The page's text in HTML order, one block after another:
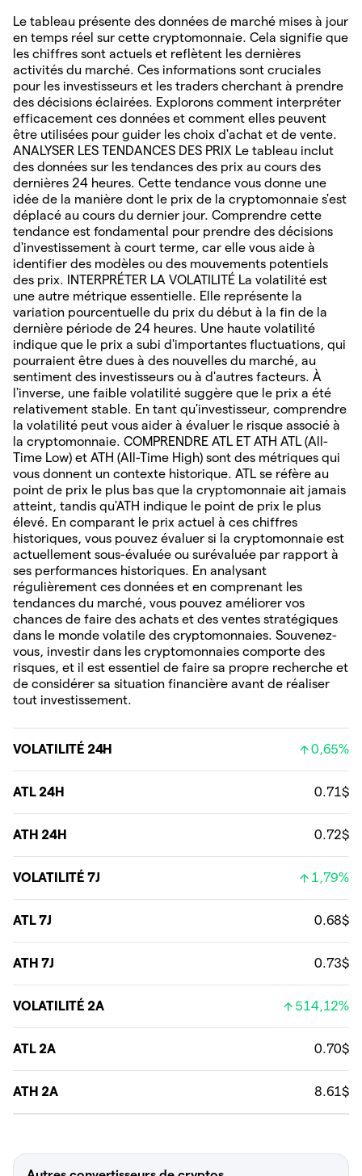
Le tableau présente des données de marché mises à jour
en temps réel sur cette cryptomonnaie. Cela signifie que
les chiffres sont actuels et reflètent les dernières
activités du marché. Ces informations sont cruciales
pour les investisseurs et les traders cherchant à prendre
des décisions éclairées. Explorons comment interpréter
efficacement ces données et comment elles peuvent
être utilisées pour guider les choix d'achat et de vente.
ANALYSER LES TENDANCES DES PRIX Le tableau inclut
des données sur les tendances des prix au cours des
dernières 24 heures. Cette tendance vous donne une
idée de la manière dont le prix de la cryptomonnaie s'est
déplacé au cours du dernier jour. Comprendre cette
tendance est fondamental pour prendre des décisions
d'investissement à court terme, car elle vous aide à
identifier des modèles ou des mouvements potentiels
des prix. INTERPRÉTER LA VOLATILITÉ La volatilité est
une autre métrique essentielle. Elle représente la
variation pourcentuelle du prix du début à la fin de la
dernière période de 24 heures. Une haute volatilité
indique que le prix a subi d'importantes fluctuations, qui
pourraient être dues à des nouvelles du marché, au
sentiment des investisseurs ou à d'autres facteurs. À
l'inverse, une faible volatilité suggère que le prix a été
relativement stable. En tant qu'investisseur, comprendre
la volatilité peut vous aider à évaluer le risque associé à
la cryptomonnaie. COMPRENDRE ATL ET ATH ATL (All-
Time Low) et ATH (All-Time High) sont des métriques qui
vous donnent un contexte historique. ATL se réfère au
point de prix le plus bas que la cryptomonnaie ait jamais
atteint, tandis qu'ATH indique le point de prix le plus
élevé. En comparant le prix actuel à ces chiffres
historiques, vous pouvez évaluer si la cryptomonnaie est
actuellement sous-évaluée ou surévaluée par rapport à
ses performances historiques. En analysant
régulièrement ces données et en comprenant les
tendances du marché, vous pouvez améliorer vos
chances de faire des achats et des ventes stratégiques
dans le monde volatile des cryptomonnaies. Souvenez-
vous, investir dans les cryptomonnaies comporte des
risques, et il est essentiel de faire sa propre recherche et
de considérer sa situation financière avant de réaliser
tout investissement.
VOLATILITÉ 24H 0,65%
ATL 24H 0.71$
ATH 24H 0.72$
VOLATILITÉ 7J 1,79%
ATL 7J 0.68$
ATH 7J 0.73$
VOLATILITÉ 2A 514,12%
ATL 2A 0.70$
ATH 2A 8.61$